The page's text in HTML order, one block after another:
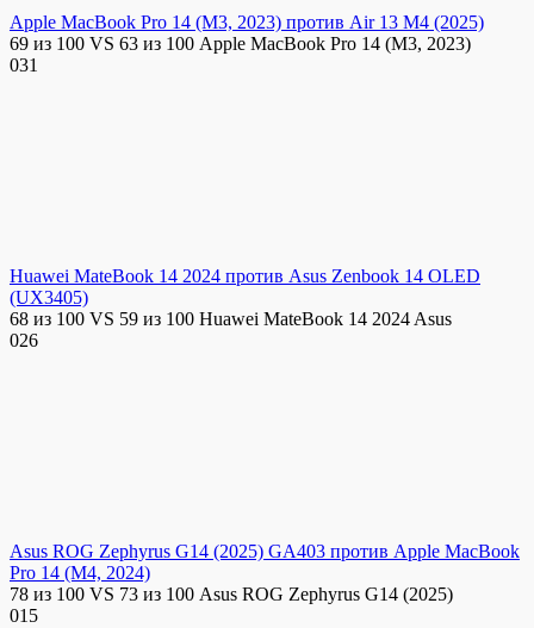
Apple MacBook Pro 14 (M3, 2023) против Air 13 M4 (2025)
69 из 100 VS 63 из 100 Apple MacBook Pro 14 (M3, 2023)
031
Huawei MateBook 14 2024 против Asus Zenbook 14 OLED
(UX3405)
68 из 100 VS 59 из 100 Huawei MateBook 14 2024 Asus
026
Asus ROG Zephyrus G14 (2025) GA403 против Apple MacBook
Pro 14 (M4, 2024)
78 из 100 VS 73 из 100 Asus ROG Zephyrus G14 (2025)
015